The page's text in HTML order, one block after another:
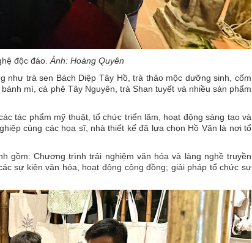
độc đáo. Ảnh: Hoàng Quyên
như trà sen Bách Diệp Tây Hồ, trà thảo mộc dưỡng sinh, cốm
mì, cà phê Tây Nguyên, trà Shan tuyết và nhiều sản phẩm
tác phẩm mỹ thuật, tổ chức triển lãm, hoạt động sáng tạo và
cùng các họa sĩ, nhà thiết kế đã lựa chọn Hồ Văn là nơi tổ
gồm: Chương trình trải nghiệm văn hóa và làng nghề truyền
sự kiện văn hóa, hoạt động cộng đồng; giải pháp tổ chức sự